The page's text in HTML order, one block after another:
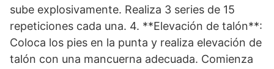
sube explosivamente. Realiza 3 series de 15
repeticiones cada una. 4. **Elevación de talón**:
Coloca los pies en la punta y realiza elevación de
talón con una mancuerna adecuada. Comienza